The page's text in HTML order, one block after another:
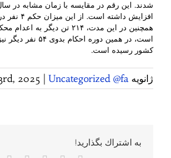
افزایش
همچنین در این مدت، ۲۱۴ تن دیگر
است، در همین دوره
کشور رسیده است.
ژانویه 3rd, 2025 Uncategorized @fa
به اشتراك بگذاريد!